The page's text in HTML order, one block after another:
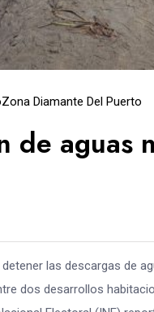
Zona Diamante Del Puerto
de aguas
las descargas de
dos desarrollos